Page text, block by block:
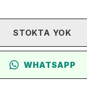
STOKTA YOK
WHATSAPP